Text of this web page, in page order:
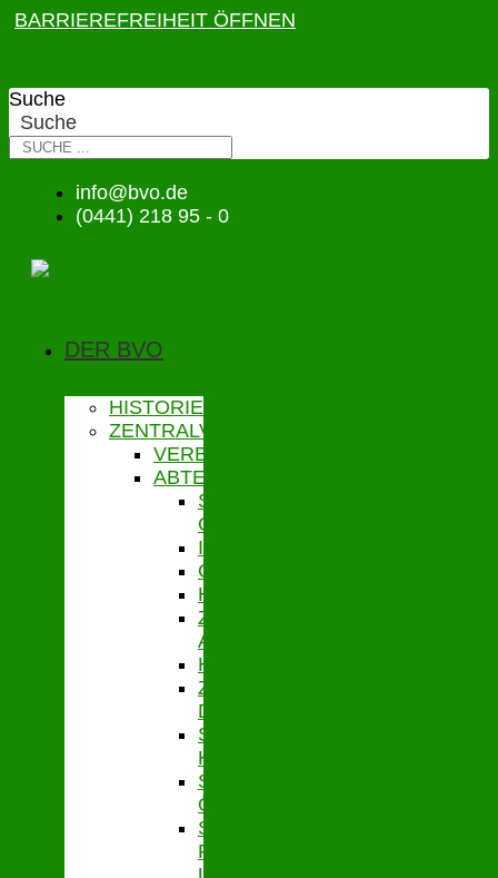
BARRIEREFREIHEIT ÖFFNEN
Suche
Suche
info@bvo.de
(0441) 218 95 - 0
DER BVO
HISTORIE
ZENTRALVERWALTUNG
VERBANDSGESCHÄFTSFÜHRUNG
ABTEILUNGEN
STABSSTELLE
CONTROLLING
IT
GEBÄUDEMANAGEMENT
HAUSHALT
ZENTRALES
ABRECHNUNGSMANAGEMENT
HYGIENEMANAGEMENT
ZENTRALE
DIENSTE
STABSSTELLE
KASSENAUFSICHT
STABSSTELLE
ÖFFENTLICHKEITSARBEIT
STABSSTELLE
FÖRDER-